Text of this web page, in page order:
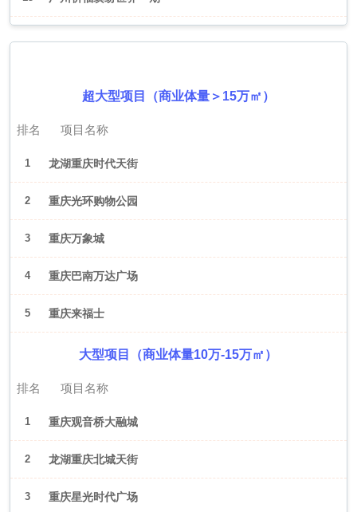
超大型项目（商业体量＞15万㎡）
排名 项目名称
1 龙湖重庆时代天街
2 重庆光环购物公园
3 重庆万象城
4 重庆巴南万达广场
5 重庆来福士
大型项目（商业体量10万-15万㎡）
排名 项目名称
1 重庆观音桥大融城
2 龙湖重庆北城天街
3 重庆星光时代广场